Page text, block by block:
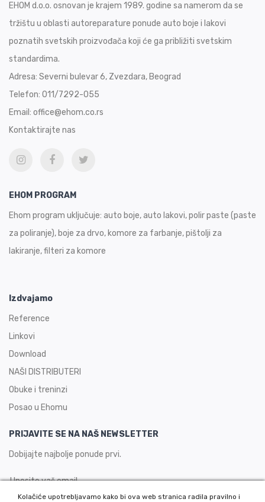
EHOM d.o.o. osnovan je krajem 1989. godine sa namerom da se
tržištu u oblasti autoreparature ponude auto boje i lakovi
poznatih svetskih proizvođača koji će ga približiti svetskim
standardima.
Adresa: Severni bulevar 6, Zvezdara, Beograd
Telefon: 011/7292-055
Email: office@ehom.co.rs
Kontaktirajte nas
EHOM PROGRAM
Ehom program uključuje: auto boje, auto lakovi, polir paste (paste
za poliranje), boje za drvo, komore za farbanje, pištolji za
lakiranje, filteri za komore
Izdvajamo
Reference
Linkovi
Download
NAŠI DISTRIBUTERI
Obuke i treninzi
Posao u Ehomu
PRIJAVITE SE NA NAŠ NEWSLETTER
Dobijajte najbolje ponude prvi.
Kolačiće upotrebljavamo kako bi ova web stranica radila pravilno i